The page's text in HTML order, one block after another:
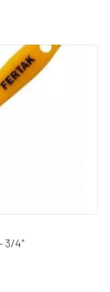
3/4"